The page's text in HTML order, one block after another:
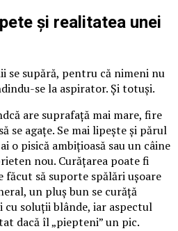
și realitatea unei
se supără, pentru că nimeni nu
se la aspirator. Și totuși.
are suprafață mai mare, fire
se agațe. Se mai lipește și părul
o pisică ambițioasă sau un câine
nou. Curățarea poate fi
făcut să suporte spălări ușoare
un pluș bun se curăță
cu soluții blânde, iar aspectul
dacă îl „piepteni” un pic.